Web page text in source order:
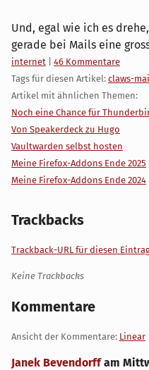
Und, egal wie ich es
gerade bei Mails eine
Kategorien:
internet
46 Kommentare
Tags für diesen Artikel: claws-
Artikel mit ähnlichen Themen:
Noch eine Chance für
Von Speakerdeck zu Hugo
Vaultwarden selbst hosten
Meine Firefox-Addons Ende 2025
Meine Firefox-Addons Ende 2024
Trackbacks
Trackback-URL für diesen
Keine Trackbacks
Kommentare
Ansicht der Kommentare: Linear
Janek Bevendorffam